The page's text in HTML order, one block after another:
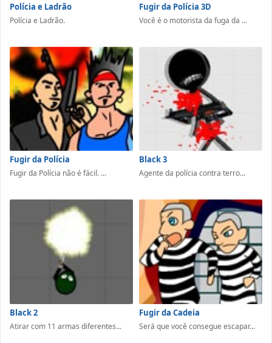
Polícia e Ladrão
Polícia e Ladrão.
Fugir da Polícia 3D
Você é o motorista da fuga da ...
Fugir da Polícia
Fugir da Polícia não é fácil. ...
Black 3
Agente da polícia contra terro...
Black 2
Atirar com 11 armas diferentes...
Fugir da Cadeia
Será que você consegue escapar...